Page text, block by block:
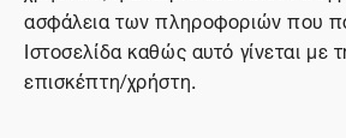
ασφάλεια των πληροφοριών που
Ιστοσελίδα καθώς αυτό γίνεται με
επισκέπτη/χρήστη.